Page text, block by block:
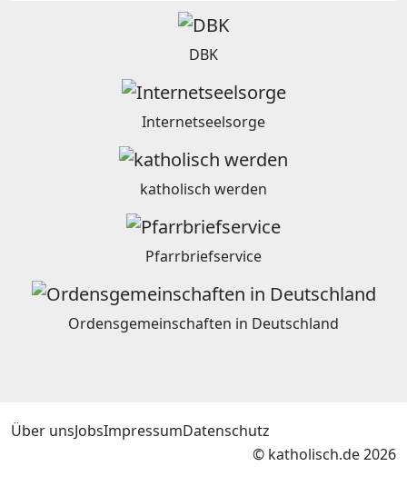
DBK
Internetseelsorge
katholisch werden
Pfarrbriefservice
Ordensgemeinschaften in Deutschland
Über unsJobsImpressumDatenschutz
© katholisch.de 2026